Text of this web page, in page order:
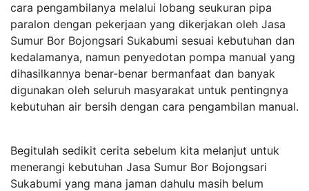
cara pengambilanya melalui lobang seukuran pipa
paralon dengan pekerjaan yang dikerjakan oleh Jasa
Sumur Bor Bojongsari Sukabumi sesuai kebutuhan dan
kedalamanya, namun penyedotan pompa manual yang
dihasilkannya benar-benar bermanfaat dan banyak
digunakan oleh seluruh masyarakat untuk pentingnya
kebutuhan air bersih dengan cara pengambilan manual.
Begitulah sedikit cerita sebelum kita melanjut untuk
menerangi kebutuhan Jasa Sumur Bor Bojongsari
Sukabumi yang mana jaman dahulu masih belum